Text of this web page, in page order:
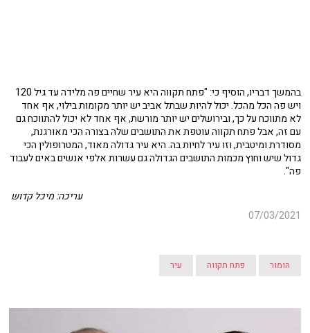
בהמשך דבריו, הוסיף כי: "פתח תקווה היא עיר שחיים פה מלידה עד גיל 120
ויש פה הכל מהכל. יכול להיות שבתל אביב יש יותר מקומות בילוי, אף אחד
לא מתווכח על כך, ובירושלים יש יותר מורשת, אף אחד לא יכול להתווכח גם
עם זה, אבל פתח תקווה עוטפת את התושבים שלה בצורה הכי מאורגנת,
מסודרת ומיטבית, וזו עיר לחיות בה. היא עיר גדולה מאוד, המטרופולין הכי
גדול שיש וחוץ מכמות התושבים הגדולה גם עשרות אלפי אנשים באים לעבוד
פה".
עריכה: מיכל קדוש
07/03/2021
הומור פתח תקווה עיר